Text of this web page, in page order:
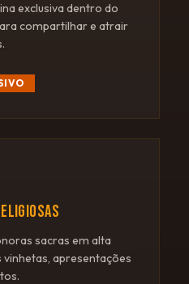
exclusiva dentro do
compartilhar e atrair
sacras em alta
vinhetas, apresentações